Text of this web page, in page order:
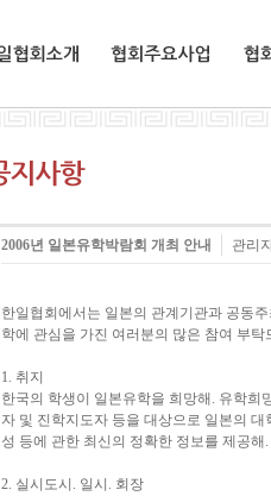
2006년 일본유학박람회 개최 안내 관리
한일협회에서는 일본의 관계기관과 공동
학에 관심을 가진 여러분의 많은 참여 부탁
1. 취지
한국의 학생이 일본유학을 희망해. 유학희
자 및 진학지도자 등을 대상으로 일본의
성 등에 관한 최신의 정확한 정보를 제공
2. 실시도시. 일시. 회장